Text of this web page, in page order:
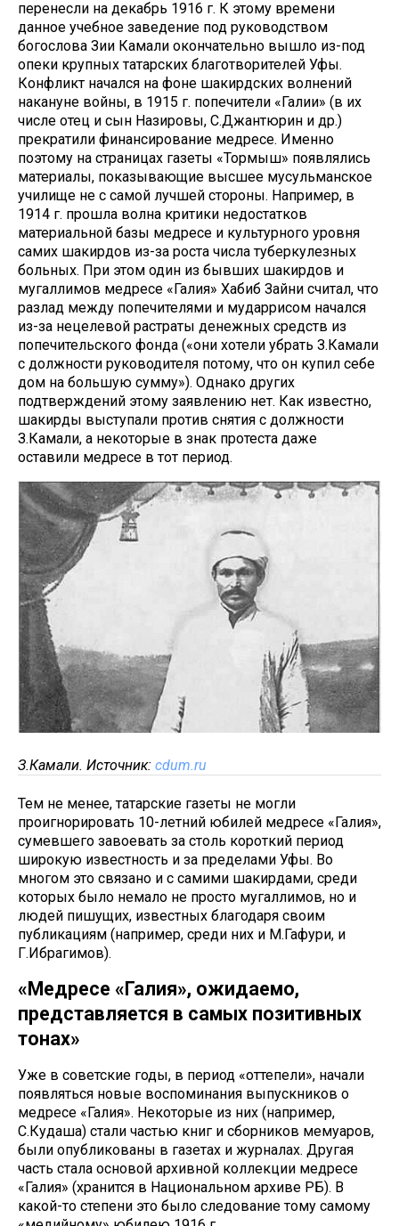
перенесли на декабрь 1916 г. К этому времени
данное учебное заведение под руководством
богослова Зии Камали окончательно вышло из-под
опеки крупных татарских благотворителей Уфы.
Конфликт начался на фоне шакирдских волнений
накануне войны, в 1915 г. попечители «Галии» (в их
числе отец и сын Назировы, С.Джантюрин и др.)
прекратили финансирование медресе. Именно
поэтому на страницах газеты «Тормыш» появлялись
материалы, показывающие высшее мусульманское
училище не с самой лучшей стороны. Например, в
1914 г. прошла волна критики недостатков
материальной базы медресе и культурного уровня
самих шакирдов из-за роста числа туберкулезных
больных. При этом один из бывших шакирдов и
мугаллимов медресе «Галия» Хабиб Зайни считал, что
разлад между попечителями и мударрисом начался
из-за нецелевой растраты денежных средств из
попечительского фонда («они хотели убрать З.Камали
с должности руководителя потому, что он купил себе
дом на большую сумму»). Однако других
подтверждений этому заявлению нет. Как известно,
шакирды выступали против снятия с должности
З.Камали, а некоторые в знак протеста даже
оставили медресе в тот период.
З.Камали. Источник: cdum.ru
Тем не менее, татарские газеты не могли
проигнорировать 10-летний юбилей медресе «Галия»,
сумевшего завоевать за столь короткий период
широкую известность и за пределами Уфы. Во
многом это связано и с самими шакирдами, среди
которых было немало не просто мугаллимов, но и
людей пишущих, известных благодаря своим
публикациям (например, среди них и М.Гафури, и
Г.Ибрагимов).
«Медресе «Галия», ожидаемо,
представляется в самых позитивных
тонах»
Уже в советские годы, в период «оттепели», начали
появляться новые воспоминания выпускников о
медресе «Галия». Некоторые из них (например,
С.Кудаша) стали частью книг и сборников мемуаров,
были опубликованы в газетах и журналах. Другая
часть стала основой архивной коллекции медресе
«Галия» (хранится в Национальном архиве РБ). В
какой-то степени это было следование тому самому